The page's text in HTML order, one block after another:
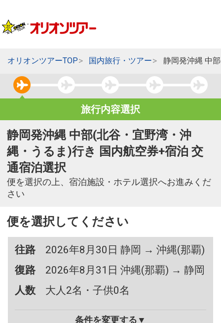
オリオンツアーTOP 国内旅行・ツアー 静岡発沖縄 中
旅行内容選択
静岡発沖縄 中部(北谷・宜野湾・沖
縄・うるま)行き 国内航空券+宿泊 交
通宿泊選択
便を選択の上、宿泊施設・ホテル選択へお進みくだ
さい
便を選択してください
往路
2026年8月30日 静岡 → 沖縄(那覇)
復路
2026年8月31日 沖縄(那覇) → 静岡
人数
大人2名・子供0名
条件を変更する▼